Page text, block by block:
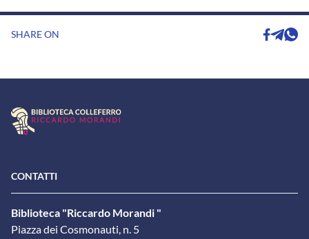
SHARE ON
CONTATTI
Biblioteca "Riccardo Morandi "
Piazza dei Cosmonauti, n. 5